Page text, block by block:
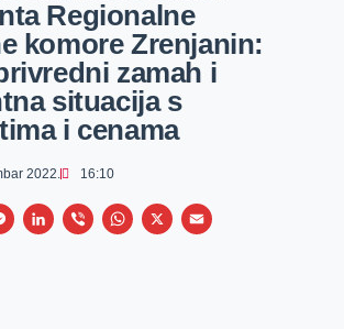
Regionalne
komore Zrenjanin:
zamah i
situacija s
i cenama
2022. 16:10
M
L
V
W
X
E